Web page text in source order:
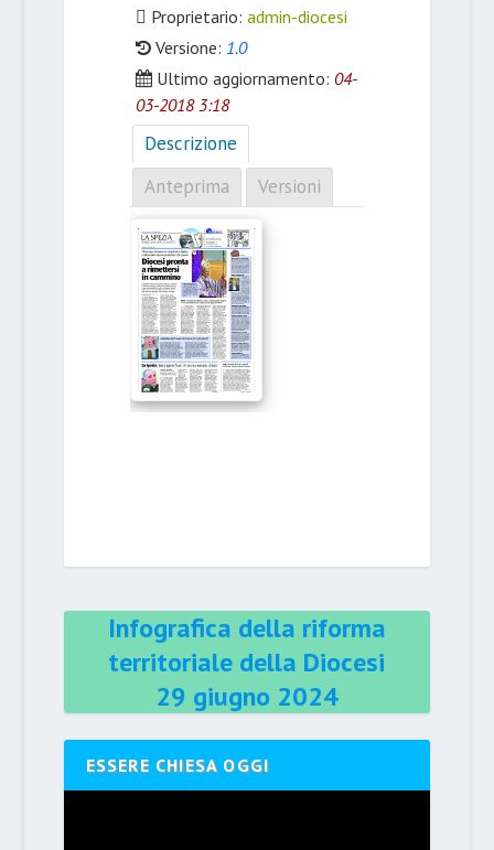
Proprietario: admin-diocesi
Versione: 1.0
Ultimo aggiornamento: 04-
03-2018 3:18
Descrizione
Anteprima
Versioni
Infografica della riforma
territoriale della Diocesi
29 giugno 2024
ESSERE CHIESA OGGI